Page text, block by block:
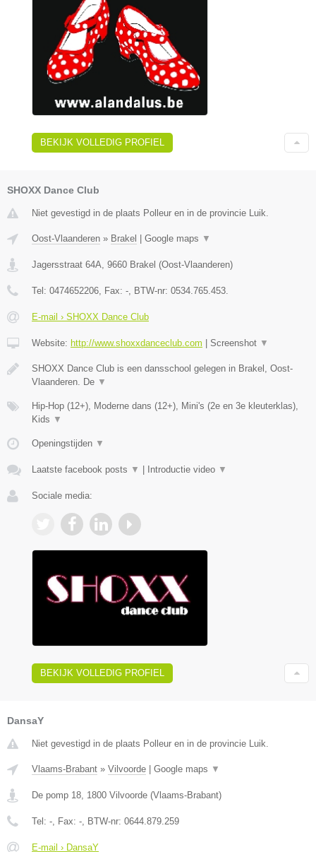
BEKIJK VOLLEDIG PROFIEL
SHOXX Dance Club
Niet gevestigd in de plaats Polleur en in de provincie Luik.
Oost-Vlaanderen » Brakel | Google maps ▼
Jagersstraat 64A 9660 Brakel (Oost-Vlaanderen)
Tel: 0474652206 , Fax: - , BTW-nr: 0534.765.453.
E-mail › SHOXX Dance Club
Website: http://www.shoxxdanceclub.com | Screenshot ▼
SHOXX Dance Club is een dansschool gelegen in Brakel, Oost-
Vlaanderen. De ▼
Hip-Hop (12+), Moderne dans (12+), Mini's (2e en 3e kleuterklas),
Kids ▼
Openingstijden ▼
Laatste facebook posts ▼ | Introductie video ▼
Sociale media:
BEKIJK VOLLEDIG PROFIEL
DansaY
Niet gevestigd in de plaats Polleur en in de provincie Luik.
Vlaams-Brabant » Vilvoorde | Google maps ▼
De pomp 18 1800 Vilvoorde (Vlaams-Brabant)
Tel: - , Fax: - , BTW-nr: 0644.879.259
E-mail › DansaY